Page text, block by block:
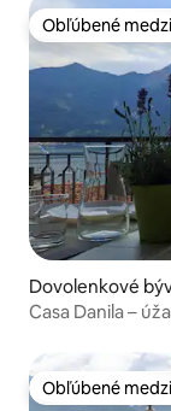
Obľúbené
Obľúbené
Dovolenkové
Casa Danila –
Obľúbené
Obľúbené